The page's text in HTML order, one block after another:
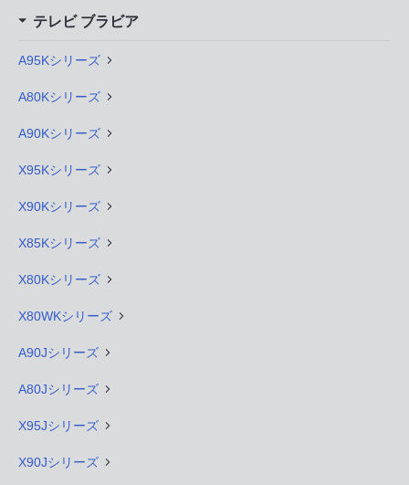
テレビ ブラビア
A95Kシリーズ
A80Kシリーズ
A90Kシリーズ
X95Kシリーズ
X90Kシリーズ
X85Kシリーズ
X80Kシリーズ
X80WKシリーズ
A90Jシリーズ
A80Jシリーズ
X95Jシリーズ
X90Jシリーズ